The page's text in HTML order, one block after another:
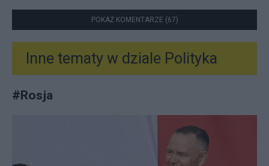
POKAŻ KOMENTARZE (67)
Inne tematy w dziale Polityka
#Rosja